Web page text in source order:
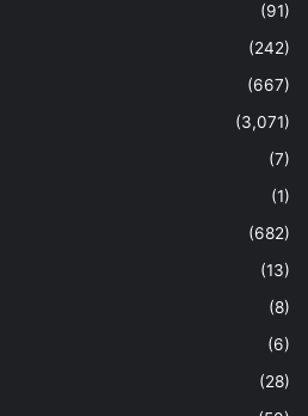
(91)
(242)
(667)
(3,071)
(7)
(1)
(682)
(13)
(8)
(6)
(28)